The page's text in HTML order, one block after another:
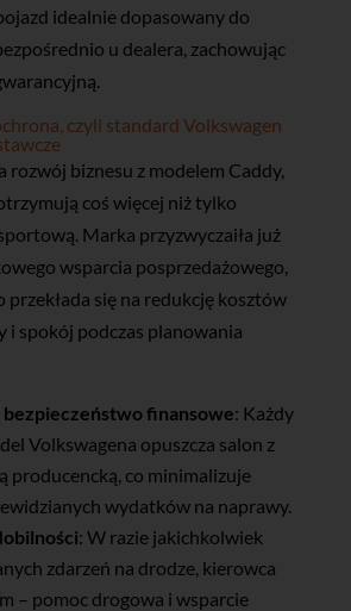
idealnie dopasowany do
u dealera, zachowując
czyli standard Volkswagen
rozwój biznesu z modelem Caddy,
coś więcej niż tylko
Marka przyzwyczaiła już
wsparcia posprzedażowego,
przekłada się na redukcję kosztów
i spokój podczas planowania
bezpieczeństwo finansowe: Każdy
Volkswagena opuszcza salon z
producencką, co minimalizuje
wydatków na naprawy.
: W razie jakichkolwiek
zdarzeń na drodze, kierowca
– pomoc drogowa i wsparcie